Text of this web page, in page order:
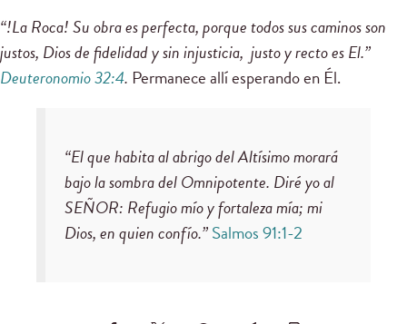
“!La Roca! Su obra es perfecta, porque todos sus caminos son
justos, Dios de fidelidad y sin injusticia, justo y recto es El.”
Deuteronomio 32:4. Permanece allí esperando en Él.
“El que habita al abrigo del Altísimo morará
bajo la sombra del Omnipotente. Diré yo al
SEÑOR: Refugio mío y fortaleza mía; mi
Dios, en quien confío.”Salmos 91:1-2